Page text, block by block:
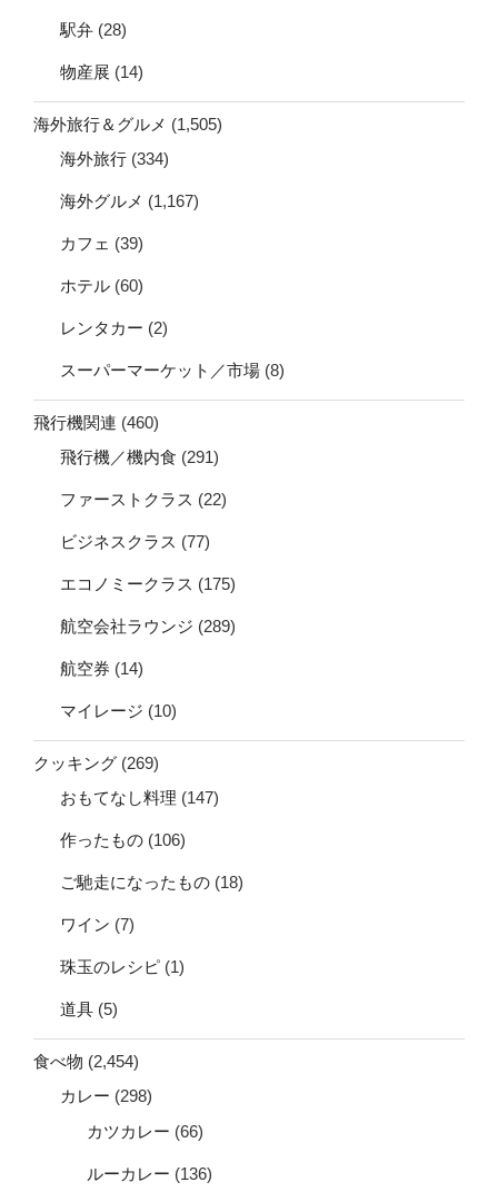
駅弁 (28)
物産展 (14)
海外旅行＆グルメ (1,505)
海外旅行 (334)
海外グルメ (1,167)
カフェ (39)
ホテル (60)
レンタカー (2)
スーパーマーケット／市場 (8)
飛行機関連 (460)
飛行機／機内食 (291)
ファーストクラス (22)
ビジネスクラス (77)
エコノミークラス (175)
航空会社ラウンジ (289)
航空券 (14)
マイレージ (10)
クッキング (269)
おもてなし料理 (147)
作ったもの (106)
ご馳走になったもの (18)
ワイン (7)
珠玉のレシピ (1)
道具 (5)
食べ物 (2,454)
カレー (298)
カツカレー (66)
ルーカレー (136)